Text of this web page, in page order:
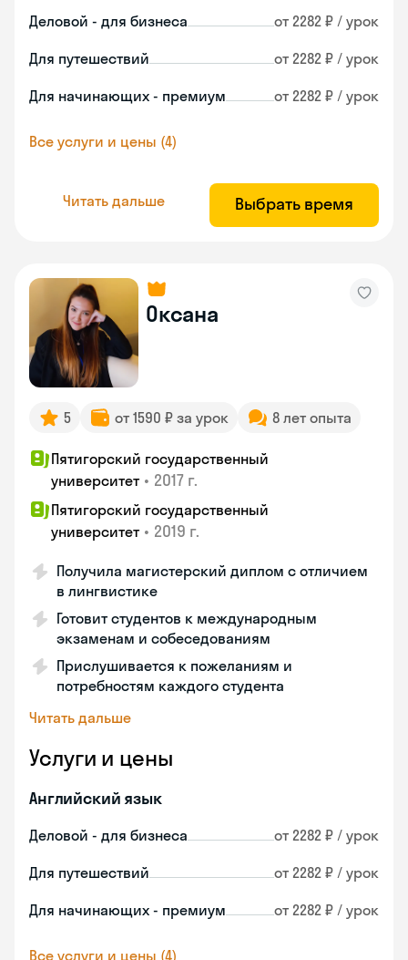
Деловой - для бизнеса от 2282 ₽ / урок
Для путешествий от 2282 ₽ / урок
Для начинающих - премиум от 2282 ₽ / урок
Все услуги и цены (4)
Читать дальше Выбрать время
Оксана
5 от 1590 ₽ за урок 8 лет опыта
Пятигорский государственный
университет • 2017 г.
Пятигорский государственный
университет • 2019 г.
Получила магистерский диплом с отличием
в лингвистике
Готовит студентов к международным
экзаменам и собеседованиям
Прислушивается к пожеланиям и
потребностям каждого студента
Читать дальше
Услуги и цены
Английский язык
Деловой - для бизнеса от 2282 ₽ / урок
Для путешествий от 2282 ₽ / урок
Для начинающих - премиум от 2282 ₽ / урок
Все услуги и цены (4)